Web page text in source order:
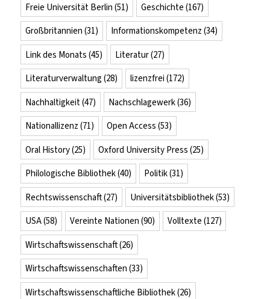
Freie Universität Berlin (51) Geschichte (167)
Großbritannien (31) Informationskompetenz (34)
Link des Monats (45) Literatur(27)
Literaturverwaltung (28) lizenzfrei (172)
Nachhaltigkeit(47) Nachschlagewerk(36)
Nationallizenz (71) Open Access (53)
Oral History(25) Oxford University Press (25)
Philologische Bibliothek(40) Politik(31)
Rechtswissenschaft(27) Universitätsbibliothek(53)
USA(58) Vereinte Nationen (90) Volltexte (127)
Wirtschaftswissenschaft(26)
Wirtschaftswissenschaften (33)
Wirtschaftswissenschaftliche Bibliothek(26)